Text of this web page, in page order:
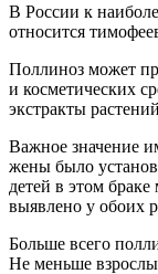
В России к
относится
Поллиноз может
и косметических
экстракты
Важное значение
жены было
детей в этом
выявлено у обоих
Больше всего
Не меньше